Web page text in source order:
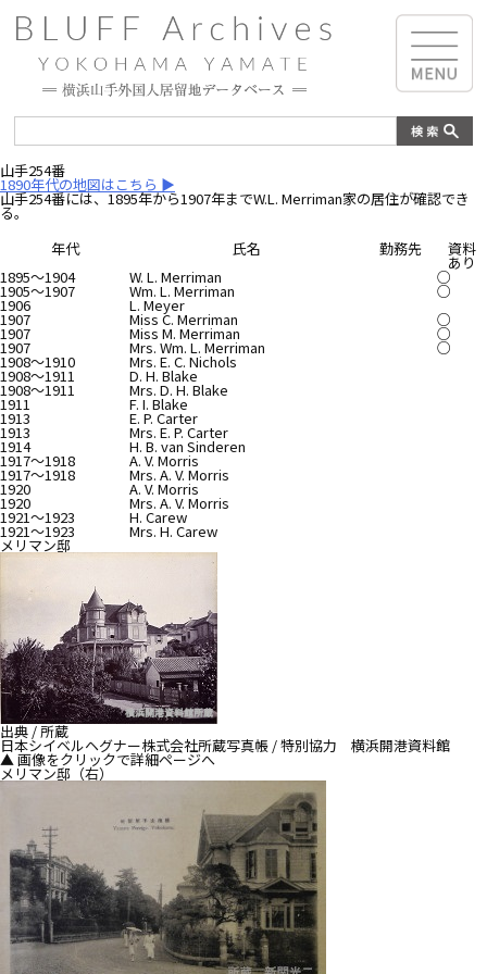
山手254番
1890年代の地図はこちら ▶︎
山手254番には、1895年から1907年までW.L. Merriman家の居住が確認でき
る。
年代
氏名 勤務先 資料
あり
1895～1904 W. L. Merriman ○
1905～1907 Wm. L. Merriman ○
1906 L. Meyer
1907 Miss C. Merriman ○
1907 Miss M. Merriman ○
1907 Mrs. Wm. L. Merriman ○
1908～1910 Mrs. E. C. Nichols
1908～1911 D. H. Blake
1908～1911 Mrs. D. H. Blake
1911 F. I. Blake
1913 E. P. Carter
1913 Mrs. E. P. Carter
1914 H. B. van Sinderen
1917～1918 A. V. Morris
1917～1918 Mrs. A. V. Morris
1920 A. V. Morris
1920 Mrs. A. V. Morris
1921～1923 H. Carew
1921～1923 Mrs. H. Carew
メリマン邸
出典 / 所蔵
日本シイベルヘグナー株式会社所蔵写真帳 / 特別協力 横浜開港資料館
▲ 画像をクリックで詳細ページへ
メリマン邸（右）